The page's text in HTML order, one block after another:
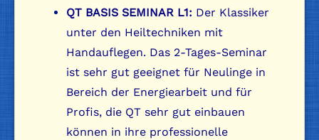
QT BASIS SEMINAR L1: Der Klassiker
unter den Heiltechniken mit
Handauflegen. Das 2-Tages-Seminar
ist sehr gut geeignet für Neulinge in
Bereich der Energiearbeit und für
Profis, die QT sehr gut einbauen
können in ihre professionelle